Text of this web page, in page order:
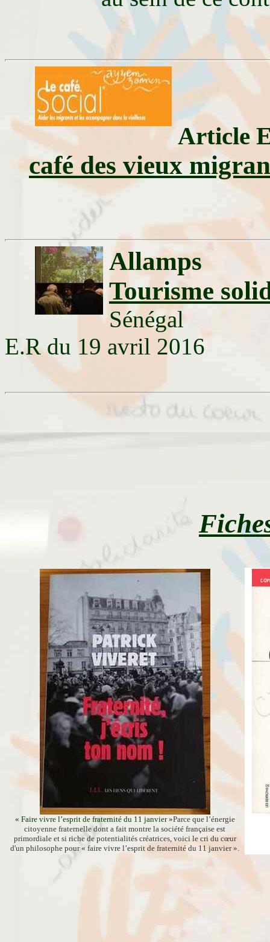
Article
café des vieux
Allamps
Tourisme
Sénégal
E.R du 19 avril 2016
« Faire vivre l’esprit de fraternité du 11 janvier »Parce que l’énergie
citoyenne fraternelle dont a fait montre la société française est
primordiale et si riche de potentialités créatrices, voici le cri du cœur
d'un philosophe pour « faire vivre l’esprit de fraternité du 11 janvier ».